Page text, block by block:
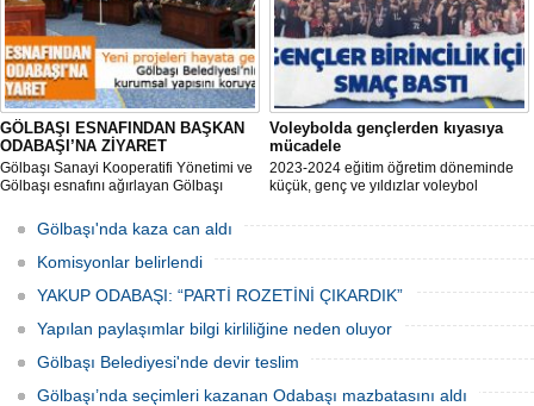
GÖLBAŞI ESNAFINDAN BAŞKAN
ODABAŞI’NA ZİYARET
Gölbaşı Sanayi Kooperatifi Yönetimi ve
Gölbaşı esnafını ağırlayan Gölbaşı
istişare ile yöneteceklerini belirterek
“Yeni projeleri hayata geçireceğiz.
Gölbaşı’mızın daha yaşanabilir, daha
düzgün, daha temiz olması için
Voleybolda gençlerden kıyasıya
mücadele
2023-2024 eğitim öğretim döneminde
küçük, genç ve yıldızlar voleybol
Gölbaşı'nda kaza can aldı
Komisyonlar belirlendi
YAKUP ODABAŞI: “PARTİ ROZETİNİ ÇIKARDIK”
Yapılan paylaşımlar bilgi kirliliğine neden oluyor
Gölbaşı Belediyesi'nde devir teslim
Gölbaşı’nda seçimleri kazanan Odabaşı mazbatasını aldı